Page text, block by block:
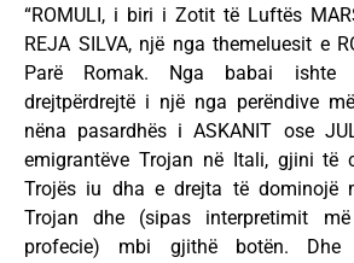
“ROMULI, i biri i Zotit të Luftës
REJA SILVA, një nga themeluesit e
Parë Romak. Nga babai ishte
drejtpërdrejtë i një nga perëndive
nëna pasardhës i ASKANIT ose
emigrantëve Trojan në Itali, gjini të
Trojës iu dha e drejta të dominojë
Trojan dhe (sipas interpretimit
profecie) mbi gjithë botën. Dhe